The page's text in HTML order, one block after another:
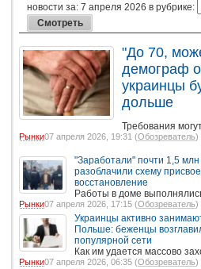
новости за: 7 апреля 2026 в рубрике:
"До 70,
демограф
украинцы
дольше
Требования
Рынки07 апреля 2026, 19:31 (Обозреватель)
"Заработали" почти 1,5 млн
разоблачили схему
восстановление
Работы в доме
Рынки07 апреля 2026, 17:15 (Обозреватель)
Украинцы активно
Польше: беженцы
популярной сети
Как им удается массово
Рынки07 апреля 2026, 06:35 (Обозреватель)